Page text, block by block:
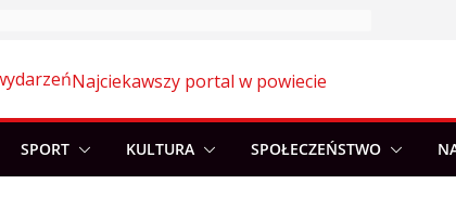
Najciekawszy portal w powiecie
SPORT KULTURA SPOŁECZEŃSTWO